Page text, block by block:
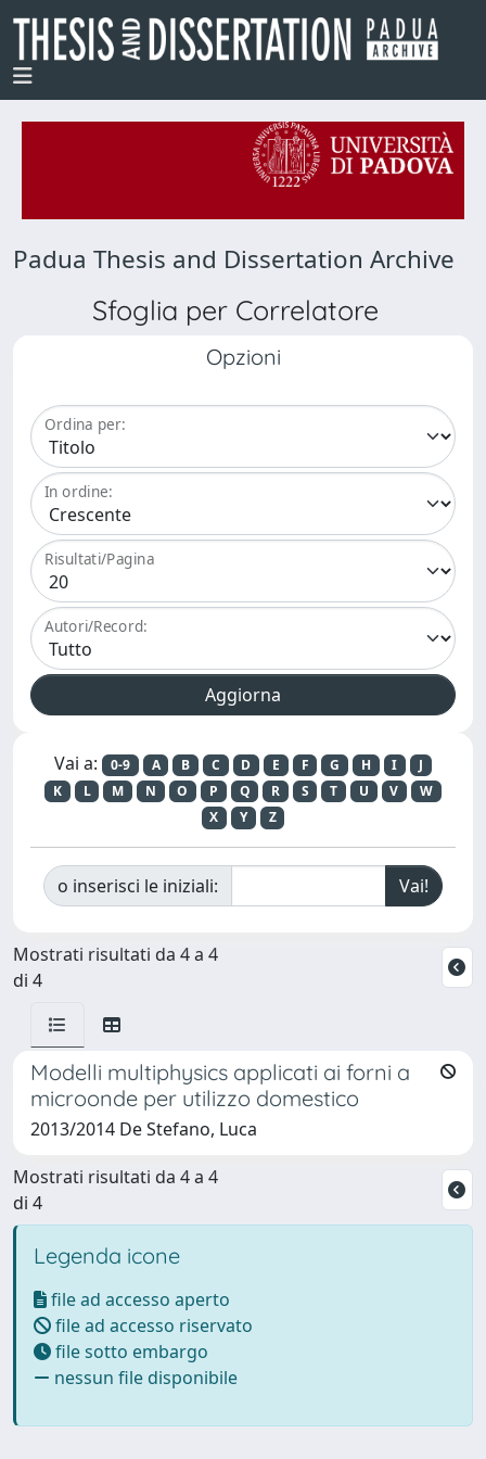
Padua Thesis and Dissertation Archive
Sfoglia per Correlatore
Opzioni
Ordina per:
In ordine:
Risultati/Pagina
Autori/Record:
Vai a: 0-9 A B C D E F G H I
J
K
L M N O P Q R S T U V
W
X
Y Z
o inserisci le iniziali:
Mostrati risultati da 4 a 4
di 4
Modelli multiphysics applicati ai forni a
microonde per utilizzo domestico
2013/2014 De Stefano, Luca
Mostrati risultati da 4 a 4
di 4
Legenda icone
file ad accesso aperto
file ad accesso riservato
file sotto embargo
nessun file disponibile